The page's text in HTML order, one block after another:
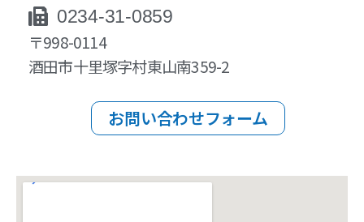
0234-31-0859
〒998-0114
酒田市十里塚字村東山南359-2
お問い合わせフォーム